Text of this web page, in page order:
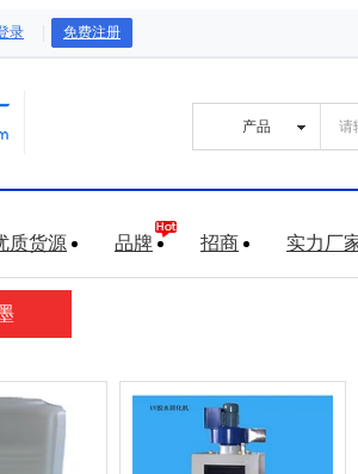
录 免费注册
质货源 品牌 招商 实力厂